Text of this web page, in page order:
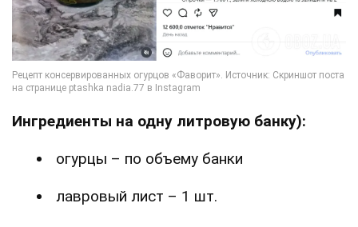
Ингредиенты на одну литровую банку):
огурцы – по объему банки
лавровый лист – 1 шт.